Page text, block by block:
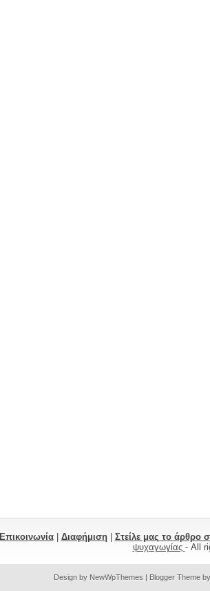
Επικοινωνία| Διαφήμιση| Στείλε μας το άρθρο
ψυχαγωγίας - All
Design by NewWpThemes | Blogger Theme